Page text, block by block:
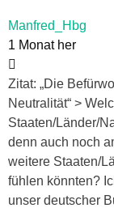
Manfred_Hbg
1 Monat her
Zitat: „Die
Neutralität“ >
Staaten/Länder/
denn auch noch
weitere Staaten/
fühlen könnten?
unser deutscher